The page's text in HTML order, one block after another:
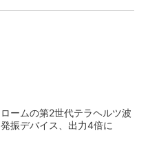
ロームの第2世代テラヘルツ波
発振デバイス、出力4倍に